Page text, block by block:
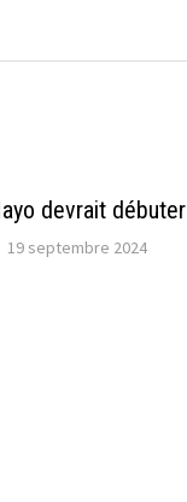
devrait débuter
19 septembre 2024